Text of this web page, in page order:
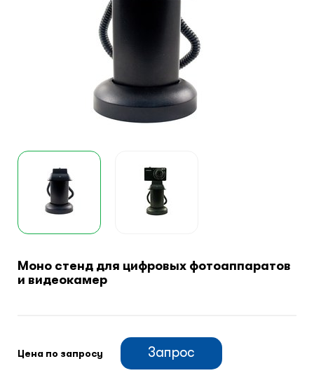
Системы контроля и управления
доступом
Сетевое оборудование
Защитные сейферы и боксы
Зеркала безопасности
Климатический шкафы
Моно стенд для цифровых фотоаппаратов
и видеокамер
Цена по запросу Запрос